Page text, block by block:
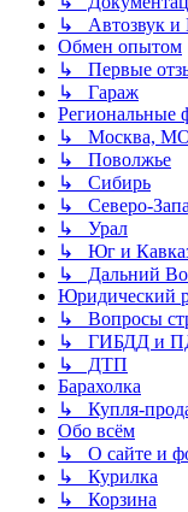
↳ Автозвук и
Обмен опытом
↳ Первые
↳ Гараж
Региональные
↳ Москва, МО
↳ Поволжье
↳ Сибирь
↳ Северо-
↳ Урал
↳ Юг и
↳ Дальний
Юридический
↳ Вопросы
↳ ГИБДД и
↳ ДТП
Барахолка
↳ Купля-
Обо всём
↳ О сайте и
↳ Курилка
↳ Корзина